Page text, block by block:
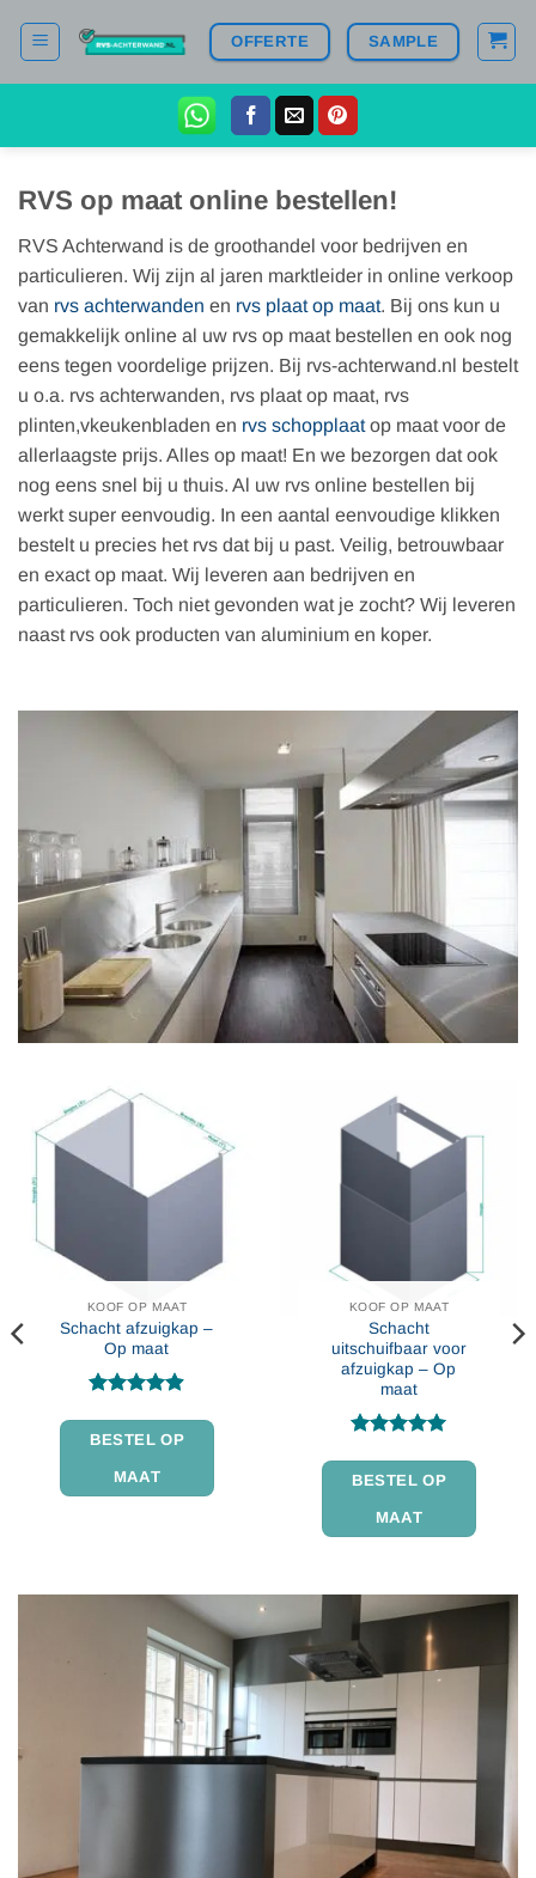
naar
OFFERTE SAMPLE
RVS op maat online bestellen!
RVS Achterwand is de groothandel voor bedrijven en
particulieren. Wij zijn al jaren marktleider in online verkoop
van rvs achterwanden en rvs plaat op maat. Bij ons kun u
gemakkelijk online al uw rvs op maat bestellen en ook nog
eens tegen voordelige prijzen. Bij rvs-achterwand.nl bestelt
u o.a. rvs achterwanden, rvs plaat op maat, rvs
plinten,vkeukenbladen en rvs schopplaatop maat voor de
allerlaagste prijs. Alles op maat! En we bezorgen dat ook
nog eens snel bij u thuis. Al uw rvs online bestellen bij
werkt super eenvoudig. In een aantal eenvoudige klikken
bestelt u precies het rvs dat bij u past. Veilig, betrouwbaar
en exact op maat. Wij leveren aan bedrijven en
particulieren. Toch niet gevonden wat je zocht? Wij leveren
naast rvs ook producten van aluminium en koper.
KOOF OP MAAT
Schacht afzuigkap –
Op maat
4.9uit 5
BESTEL OP
MAAT
KOOF OP MAAT
Schacht
uitschuifbaar voor
afzuigkap – Op
maat
4.91uit 5
BESTEL OP
MAAT